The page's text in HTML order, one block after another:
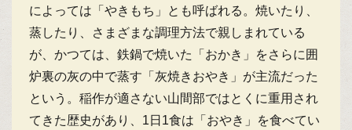
によっては「やきもち」とも呼ばれる。焼いたり、
蒸したり、さまざまな調理方法で親しまれている
が、かつては、鉄鍋で焼いた「おかき」をさらに囲
炉裏の灰の中で蒸す「灰焼きおやき」が主流だった
という。稲作が適さない山間部ではとくに重用され
てきた歴史があり、1日1食は「おやき」を食べてい